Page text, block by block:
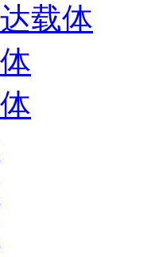
载体